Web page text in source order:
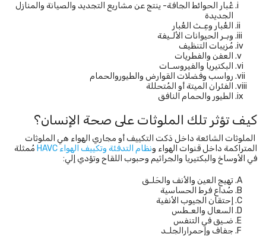
غُبار الحوائط الجافة- ينتج عن مشاريع التجديد والصيانة والمنازل
الجديدة
الغُبار وعِـث الغُبار
وبـر الحيوانات الألـيفة
مُزيبات التنظيف
العفن والفطريات
البكتيريا والفيروسـات
رواسب وفضلات القوارض والطيوروالحمام
الفئران الميتة أو المُتحللة
الطيور والحمام النافق
كيف تؤثر تلك الملوثات على صحة الإنسان؟
الملوثات الشائعة داخل دَكت التكييف أو مجاري الهواء هي الملوثات
المتراكمة داخل قنوات الهواء ونظام التدفئة وتكييف الهواء HAVC
مُمثلة
في الأوساخ والبكتيريا والجراثيم وحبوب اللقاح وتؤدي إلي:
تهيج العين والأنف والحَلـق
صُداع فرط الحساسية
إحتقان الجيوب الأنفية
السعال والعـطس
ضـيق في التنفس
جفاف وإحمرارالجلـد